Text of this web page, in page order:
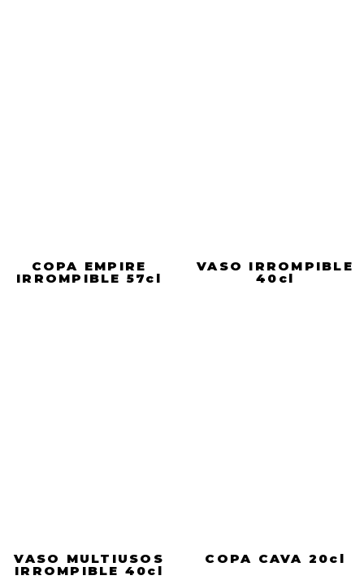
COPA EMPIRE
IRROMPIBLE 57cl
VASO IRROMPIBLE
40cl
VASO MULTIUSOS
IRROMPIBLE 40cl
COPA CAVA 20cl